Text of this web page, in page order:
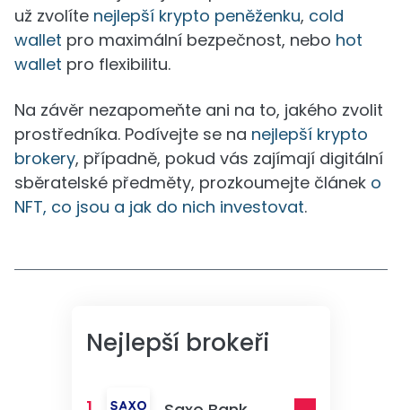
už zvolíte nejlepší krypto peněženku, cold
wallet pro maximální bezpečnost, nebo hot
wallet pro flexibilitu.
Na závěr nezapomeňte ani na to, jakého zvolit
prostředníka. Podívejte se na nejlepší krypto
brokery, případně, pokud vás zajímají digitální
sběratelské předměty, prozkoumejte článek o
NFT, co jsou a jak do nich investovat.
Nejlepší brokeři